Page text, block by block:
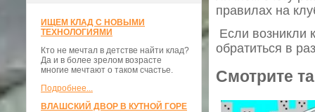
ИЩЕМ КЛАД С НОВЫМИ
ТЕХНОЛОГИЯМИ
Кто не мечтал в детстве найти клад?
Да и в более зрелом возрасте
многие мечтают о таком счастье.
Подробнее...
ВЛАШСКИЙ ДВОР В КУТНОЙ ГОРЕ
правилах на
Если возникли
обратиться в
Смотрите